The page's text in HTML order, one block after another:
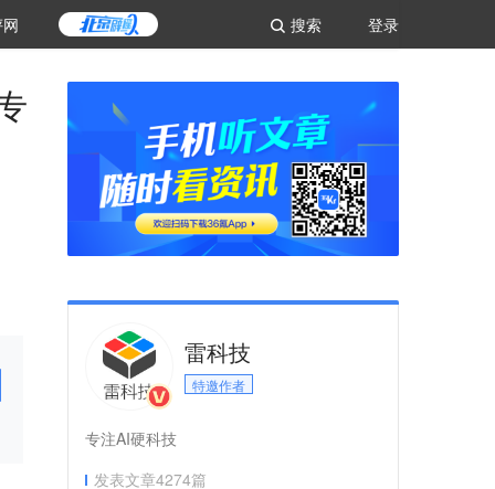
登录
搜索
雷科技
特邀作者
专注AI硬科技
发表文章4274篇